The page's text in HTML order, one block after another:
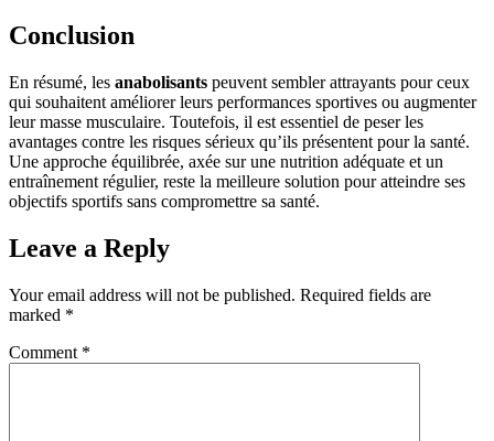
Conclusion
En résumé, les anabolisants peuvent sembler attrayants pour ceux
qui souhaitent améliorer leurs performances sportives ou augmenter
leur masse musculaire. Toutefois, il est essentiel de peser les
avantages contre les risques sérieux qu’ils présentent pour la santé.
Une approche équilibrée, axée sur une nutrition adéquate et un
entraînement régulier, reste la meilleure solution pour atteindre ses
objectifs sportifs sans compromettre sa santé.
Leave a Reply
Your email address will not be published. Required fields are
marked *
Comment *